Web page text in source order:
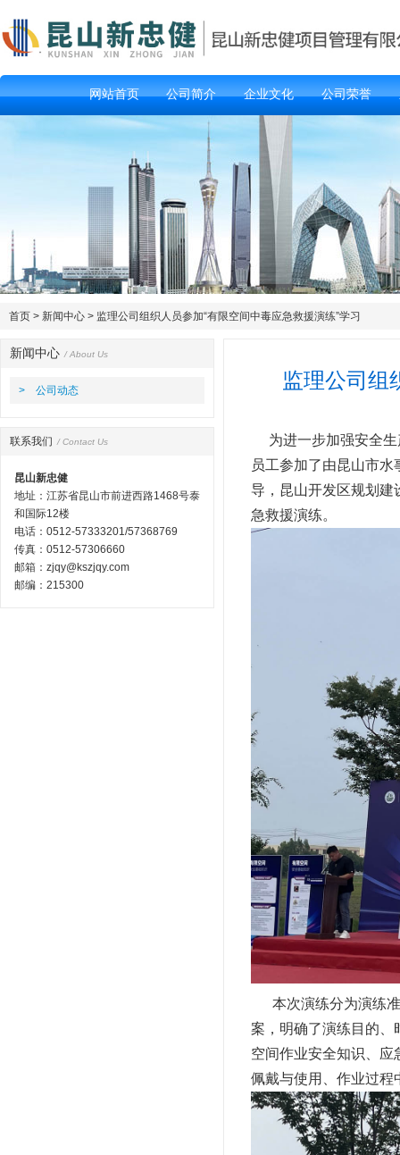
网站首页 公司简介 企业文化 公司荣誉
首页 > 新闻中心 > 监理公司组织人员参加“有限空间中毒应急救援演练”学习
新闻中心 / About Us
> 公司动态
联系我们 / Contact Us
昆山新忠健
地址：江苏省昆山市前进西路1468号泰
和国际12楼
电话：0512-57333201/57368769
传真：0512-57306660
邮箱：zjqy@kszjqy.com
邮编：215300
监理公司组
为进一步加强安全生
员工参加了由昆山市
导，昆山开发区规划建
急救援演练。
本次演练分为演练准
案，明确了演练目的、
空间作业安全知识、
佩戴与使用、作业过程